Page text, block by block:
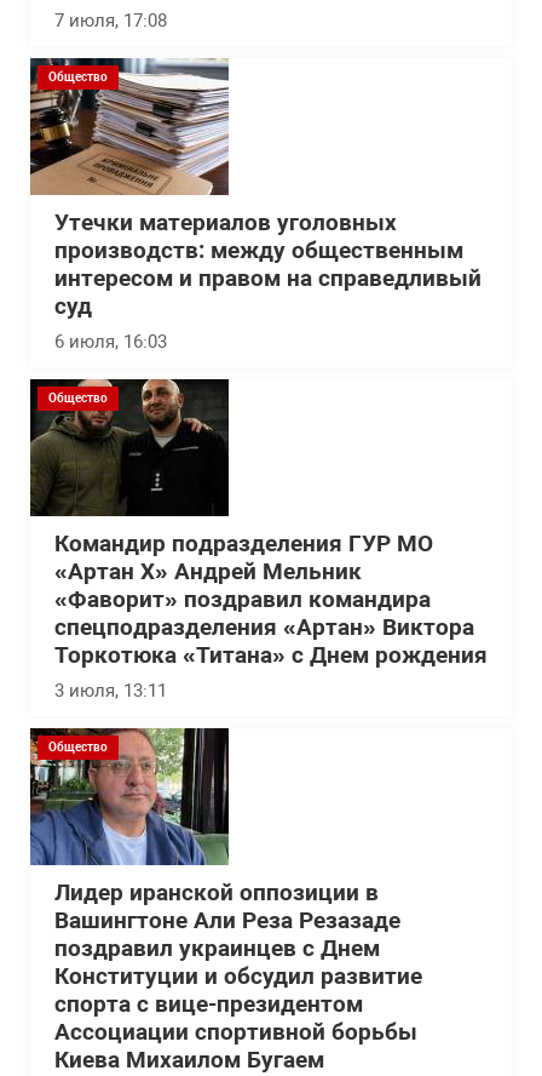
7 июля, 17:08
Общество
Утечки материалов уголовных
производств: между общественным
интересом и правом на справедливый
суд
6 июля, 16:03
Общество
Командир подразделения ГУР МО
«Артан Х» Андрей Мельник
«Фаворит» поздравил командира
спецподразделения «Артан» Виктора
Торкотюка «Титана» с Днем рождения
3 июля, 13:11
Общество
Лидер иранской оппозиции в
Вашингтоне Али Реза Резазаде
поздравил украинцев с Днем
Конституции и обсудил развитие
спорта с вице-президентом
Ассоциации спортивной борьбы
Киева Михаилом Бугаем